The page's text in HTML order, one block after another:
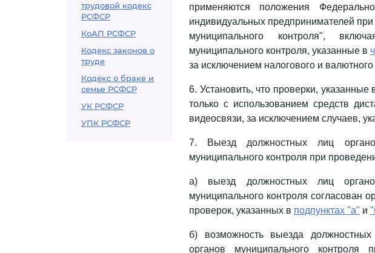
трудовой кодекс
РСФСР
КоАП РСФСР
Кодекс законов о
труде
Кодекс о браке и
семье РСФСР
УК РСФСР
УПК РСФСР
применяются положения
индивидуальных предпринимателей при
муниципального контроля",
муниципального контроля, указанные в
за исключением налогового и валютного
6. Установить, что проверки, указанные
только с использованием средств
видеосвязи, за исключением случаев,
7. Выезд должностных лиц
муниципального контроля при
а) выезд должностных лиц
муниципального контроля согласован
проверок, указанных в подпунктах "а" и
б) возможность выезда должностных
органов муниципального контроля